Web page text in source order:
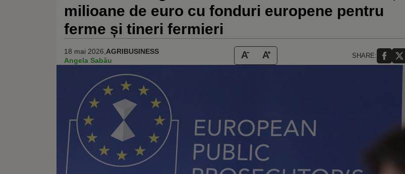
milioane de euro cu fonduri europene pentru
ferme și tineri fermieri
18 mai 2026, AGRIBUSINESS
Angela Sabău
SHARE: